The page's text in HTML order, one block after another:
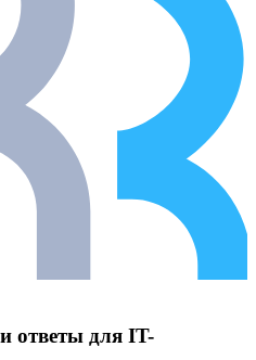
ответы для IT-